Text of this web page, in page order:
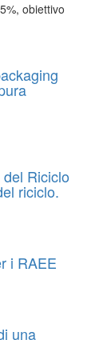
obiettivo
Riciclo
riciclo.
i RAEE
una